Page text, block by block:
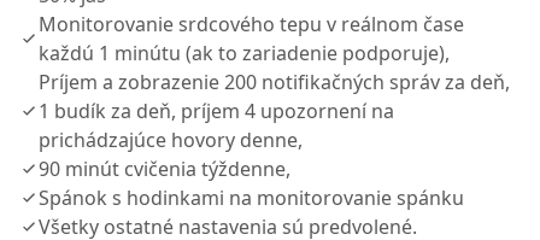
Monitorovanie srdcového tepu v reálnom čase
každú 1 minútu (ak to zariadenie podporuje),
Príjem a zobrazenie 200 notifikačných správ za deň,
1 budík za deň, príjem 4 upozornení na
prichádzajúce hovory denne,
90 minút cvičenia týždenne,
Spánok s hodinkami na monitorovanie spánku
Všetky ostatné nastavenia sú predvolené.